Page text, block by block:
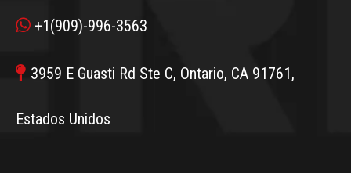
 +1(909)-996-3563
 3959 E Guasti Rd Ste C, Ontario, CA 91761,
Estados Unidos